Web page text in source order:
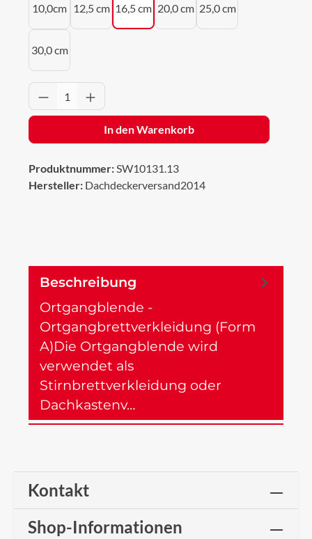
10,0cm 12,5 cm 16,5 cm 20,0 cm 25,0 cm
30,0 cm
Produkt Anzahl: Gib den gewünschten
In den Warenkorb
Produktnummer:SW10131.13
Hersteller: Dachdeckerversand2014
Beschreibung
Ortgangblende -
Ortgangbrettverkleidung (Form
A)Die Ortgangblende wird
verwendet als
Stirnbrettverkleidung oder
Dachkastenv…
Kontakt
Shop-Informationen